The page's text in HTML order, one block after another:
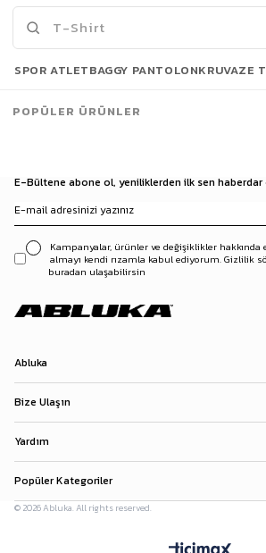
Son Bakılanlar
E-Bültene abone ol, yeniliklerden ilk sen haberdar
Kampanyalar, ürünler ve değişiklikler hakkında
almayı kendi rızamla kabul ediyorum. Gizlilik
buradan ulaşabilirsin
Abluka
Bize Ulaşın
Yardım
Popüler Kategoriler
© 2026 Abluka. All rights reserved.
SPOR ATLETBAGGY PANTOLONKRUVAZE
POPÜLER ÜRÜNLER